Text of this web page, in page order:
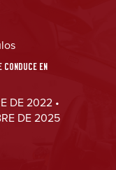
EN
DE 2022 •
DE 2025